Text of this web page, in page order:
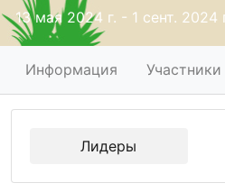
13 мая 2024 г. - 1 сент. 2024
Информация Участники
Лидеры